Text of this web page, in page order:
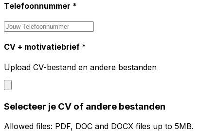
Telefoonnummer *
CV + motivatiebrief *
Upload CV-bestand en andere bestanden
Selecteer je CV of andere bestanden
Allowed files: PDF, DOC and DOCX files up to 5MB.